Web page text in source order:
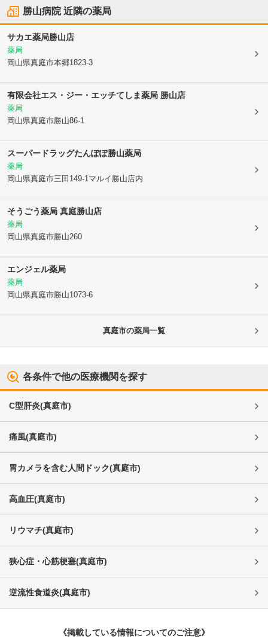
勝山病院近隣の薬局
サカエ薬局勝山店
薬局
岡山県真庭市本郷1823-3
有限会社エス・ジー・エッチてしま薬局 勝山店
薬局
岡山県真庭市勝山86-1
スーパードラッグたんぽぽ勝山薬局
薬局
岡山県真庭市三田149-1マルイ勝山店内
そうごう薬局 真庭勝山店
薬局
岡山県真庭市勝山260
エンジェル薬局
薬局
岡山県真庭市勝山1073-6
真庭市の薬局一覧
各条件で他の医療機関を探す
C型肝炎(真庭市)
痛風(真庭市)
胃カメラを含む人間ドック(真庭市)
高血圧(真庭市)
リウマチ(真庭市)
狭心症・心筋梗塞(真庭市)
逆流性食道炎(真庭市)
《掲載している情報についてのご注意》